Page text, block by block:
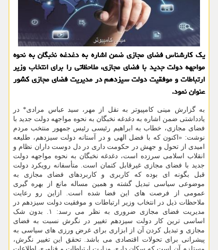
یک کارشناس فضای مجازی ضمن اشاره به دغدغه نخبگان به نحوه
مواجهه دولت جدید با فضای مجازی، ملاحظاتی را برای انتخاب وزیر
ارتباطات و موفقیت دولت سیزدهم در مدیریت فضای مجازی کشور
عنوان نمود.
به گزارش مینی کامپیوتر به نقل از مهر، سید عباس مرادی* در
یادداشتی ضمن اشاره به دغدغه نخبگان به نحوه مواجهه دولت جدید با
فضای مجازی، خطاب به ابراهیم رئیسی رئیس جمهور منتخب مردم
نوشت: «اکنون که با فضل الهی و در آستانه دولت سیزدهم، طلیعه
امیدی از تحول و جهش در حکومت داری در دل دوست داران نظام و
انقلاب اسلامی سرزده است، دغدغه نخبگان به نحوه مواجهه دولت
جدید با فضای مجازی غیرقابل کتمان است. متأسفانه رویکرد دولت
قبل بگونه ای بوده که کاربری و کاربردهای فضای مجازی به
موضوعی سیاسی تبدیل گشته و همین مساله مانع از بهره گیری
عمومی از فرصت های این فضا شده است. ازاین رو رعایت
ملاحظات ذیل در انتخاب وزیر ارتباطات و موفقیت دولت سیزدهم در
مدیریت فضای مجازی ضروری به نظر می رسد: ۱. بدون شک
اساسی ترین کار دولت سیزدهم تغییر در نگرش نسبت به فضای
مجازی و تبدیل کردن آن از ابزاری برای غرض ورزی های سیاسی به
پیشرانی برای تحولات اقتصادی می باشد. تحقق این تغییر نگرش،